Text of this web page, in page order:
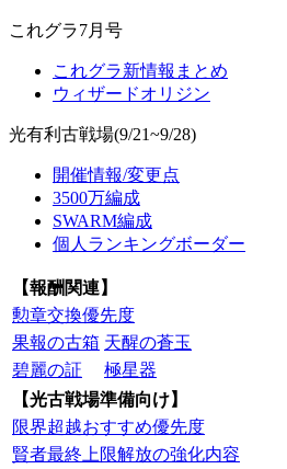
これグラ7月号
これグラ新情報まとめ
ウィザードオリジン
光有利古戦場(9/21~9/28)
開催情報/変更点
3500万編成
SWARM編成
個人ランキングボーダー
【報酬関連】
勲章交換優先度
果報の古箱 天醒の蒼玉
碧麗の証
極星器
【光古戦場準備向け】
限界超越おすすめ優先度
賢者最終上限解放の強化内容